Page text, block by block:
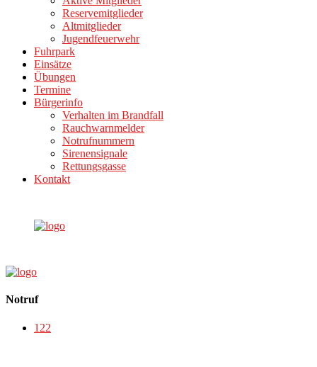
Reservemitglieder
Altmitglieder
Jugendfeuerwehr
Fuhrpark
Einsätze
Übungen
Termine
Bürgerinfo
Verhalten im Brandfall
Rauchwarnmelder
Notrufnummern
Sirenensignale
Rettungsgasse
Kontakt
Notruf
122